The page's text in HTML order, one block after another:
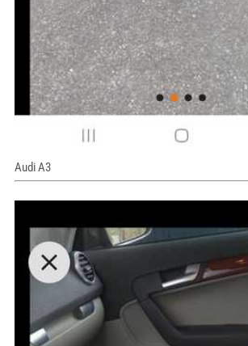
Audi A3